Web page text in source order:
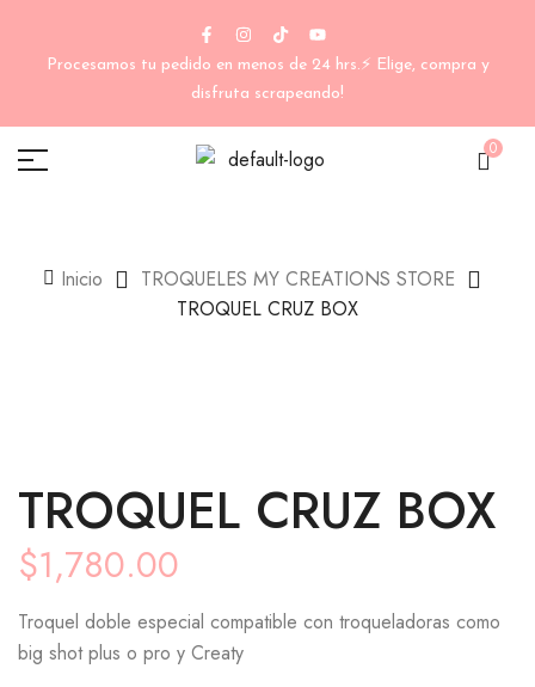
Procesamos tu pedido en menos de 24 hrs.⚡ Elige, compra y
disfruta scrapeando!
0
Inicio
TROQUELES MY CREATIONS STORE
TROQUEL CRUZ BOX
TROQUEL CRUZ BOX
$1,780.00
Troquel doble especial compatible con troqueladoras como
big shot plus o pro y Creaty